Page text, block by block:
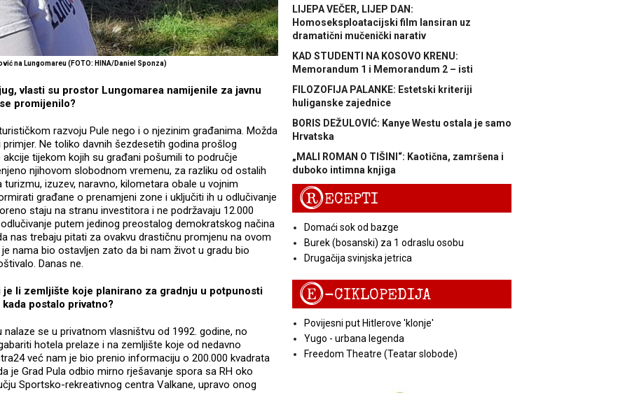
na Lungomareu (FOTO: HINA/Daniel Sponza)
vlasti su prostor Lungomarea namijenile za javnu
promijenilo?
razvoju Pule nego i o njezinim građanima. Možda
Ne toliko davnih šezdesetih godina prošlog
tijekom kojih su građani pošumili to područje
njihovom slobodnom vremenu, za razliku od ostalih
izuzev, naravno, kilometara obale u vojnim
građane o prenamjeni zone i uključiti ih u odlučivanje
staju na stranu investitora i ne podržavaju 12.000
putem jedinog preostalog demokratskog načina
nas trebaju pitati za ovakvu drastičnu promjenu na ovom
nama bio ostavljen zato da bi nam život u gradu bio
Danas ne.
li zemljište koje planirano za gradnju u potpunosti
postalo privatno?
se u privatnom vlasništvu od 1992. godine, no
hotela prelaze i na zemljište koje od nedavno
već nam je bio prenio informaciju o 200.000 kvadrata
je Grad Pula odbio mirno rješavanje spora sa RH oko
Sportsko-rekreativnog centra Valkane, upravo onog
LIJEPA VEČER, LIJEP DAN:
Homoseksploatacijski film lansiran uz
dramatični mučenički narativ
KAD STUDENTI NA KOSOVO KRENU:
Memorandum 1 i Memorandum 2 – isti
FILOZOFIJA PALANKE: Estetski kriteriji
huliganske zajednice
BORIS DEŽULOVIĆ: Kanye Westu ostala je samo
Hrvatska
„MALI ROMAN O TIŠINI“: Kaotična, zamršena i
duboko intimna knjiga
RECEPTI
Domaći sok od bazge
Burek (bosanski) za 1 odraslu osobu
Drugačija svinjska jetrica
E-CIKLOPEDIJA
Povijesni put Hitlerove 'klonje'
Yugo - urbana legenda
Freedom Theatre (Teatar slobode)